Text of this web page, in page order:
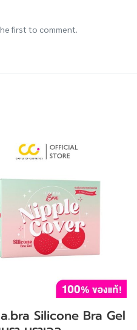
first to comment.
Silicone Bra Gel